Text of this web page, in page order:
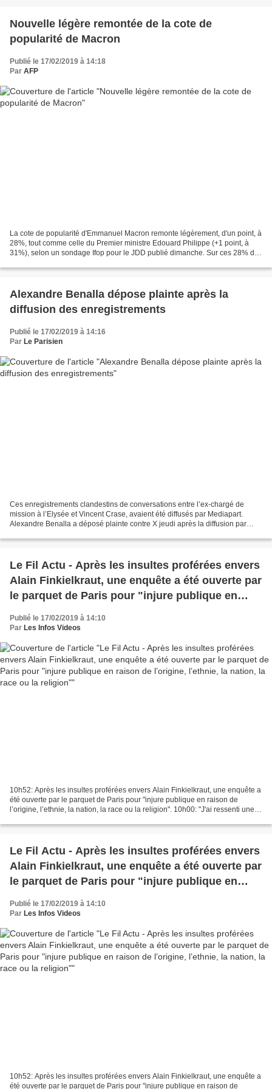
Nouvelle légère remontée de la cote de
popularité de Macron
Publié le 17/02/2019 à 14:18
Par AFP
La cote de popularité d'Emmanuel Macron remonte légèrement, d'un point, à
28%, tout comme celle du Premier ministre Edouard Philippe (+1 point, à
31%), selon un sondage Ifop pour le JDD publié dimanche. Sur ces 28% de
Alexandre Benalla dépose plainte après la
diffusion des enregistrements
Publié le 17/02/2019 à 14:16
Par Le Parisien
Ces enregistrements clandestins de conversations entre l’ex-chargé de
mission à l’Elysée et Vincent Crase, avaient été diffusés par Mediapart.
Alexandre Benalla a déposé plainte contre X jeudi après la diffusion par
Le Fil Actu - Après les insultes proférées envers
Alain Finkielkraut, une enquête a été ouverte par
le parquet de Paris pour "injure publique en
la religion"
Publié le 17/02/2019 à 14:10
Par Les Infos Videos
10h52: Après les insultes proférées envers Alain Finkielkraut, une enquête a
été ouverte par le parquet de Paris pour "injure publique en raison de
l’origine, l’ethnie, la nation, la race ou la religion". 10h00: "J'ai ressenti une
Le Fil Actu - Après les insultes proférées envers
Alain Finkielkraut, une enquête a été ouverte par
le parquet de Paris pour "injure publique en
raison de l’origine, l’ethnie, la nation, la race ou
la religion"
Publié le 17/02/2019 à 14:10
Par Les Infos Videos
10h52: Après les insultes proférées envers Alain Finkielkraut, une enquête a
été ouverte par le parquet de Paris pour "injure publique en raison de